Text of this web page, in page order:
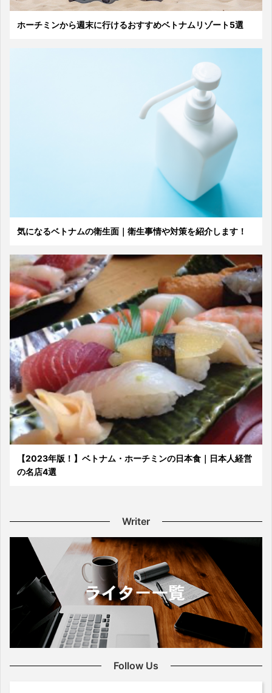
ホーチミンから週末に行けるおすすめベトナムリゾート5選
気になるベトナムの衛生面｜衛生事情や対策を紹介します！
【2023年版！】ベトナム・ホーチミンの日本食｜日本人経営
の名店4選
Writer
Follow Us